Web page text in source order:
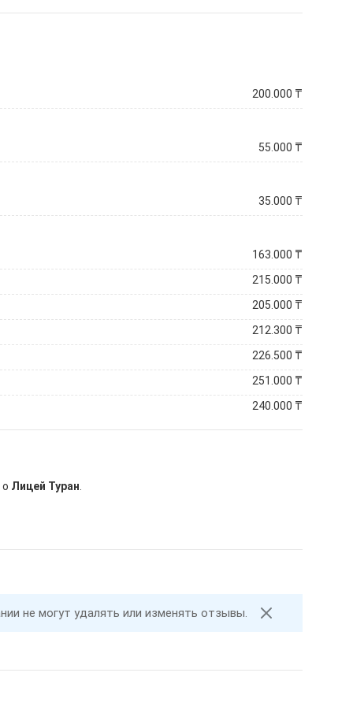
200.000 ₸
55.000 ₸
35.000 ₸
163.000 ₸
215.000 ₸
205.000 ₸
212.300 ₸
226.500 ₸
251.000 ₸
240.000 ₸
Лицей Туран
не могут удалять или изменять отзывы.